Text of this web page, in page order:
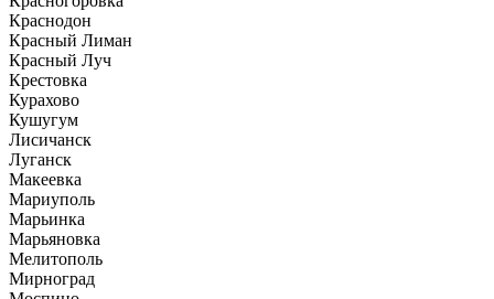
Краснодон
Красный Лиман
Красный Луч
Крестовка
Курахово
Кушугум
Лисичанск
Луганск
Макеевка
Мариуполь
Марьинка
Марьяновка
Мелитополь
Мирноград